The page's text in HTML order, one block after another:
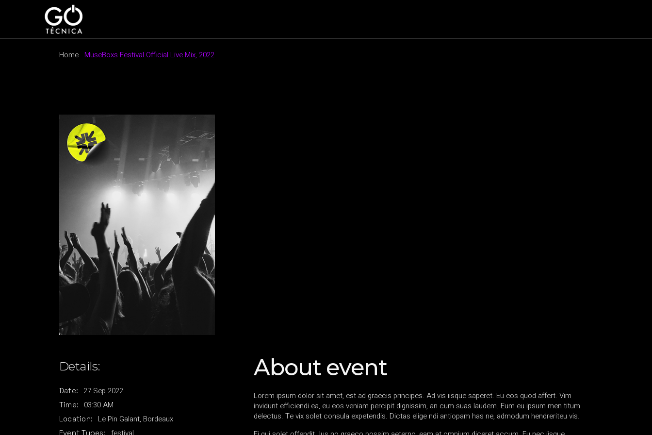
Home MuseBoxs Festival Official Live Mix, 2022
Details:
Date: 27 Sep 2022
Time: 03:30 AM
Location: Le Pin Galant, Bordeaux
Event Types:
About event
Lorem ipsum dolor sit amet, est ad graecis principes. Ad vis iisque saperet. Eu eos quod affert. Vim
invidunt efficiendi ea, eu eos veniam percipit dignissim, an cum suas laudem. Eum eu ipsum men titum
delectus. Te vix solet consula expetendis. Dictas elige ndi antiopam has ne, admodum hendreriteu vis.